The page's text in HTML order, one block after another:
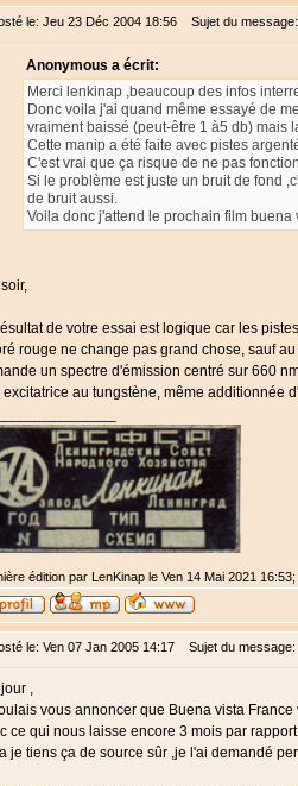
le: Jeu 23 Déc 2004 18:56 Sujet du message:
Anonymous a écrit:
Merci lenkinap ,beaucoup des infos
Donc voila j'ai quand même essayé de
vraiment baissé (peut-être 1 à5 db) mais
Cette manip a été faite avec pistes
C'est vrai que ça risque de ne pas
Si le problème est juste un bruit de fond
de bruit aussi.
Voila donc j'attend le prochain film
de votre essai est logique car les
rouge ne change pas grand chose, sauf
un spectre d'émission centré sur 660
excitatrice au tungstène, même additionnée
édition par LenKinap le Ven 14 Mai 2021
le: Ven 07 Jan 2005 14:17 Sujet du message:
,
vous annoncer que Buena vista
ce qui nous laisse encore 3 mois par
je tiens ça de source sûr ,je l'ai demandé